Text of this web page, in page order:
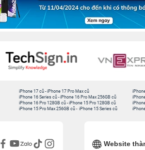
iPhone 17 cũ -iPhone 17 Pro Max cũ
iPhone 16 Series cũ - iPhone 16 Pro Max 256GB cũ
iPhone 16 Pro 128GB cũ -iPhone 15 Pro 128GB cũ
iPhone 15 Pro Max 256GB cũ - iPhone 15 Series cũ
Website